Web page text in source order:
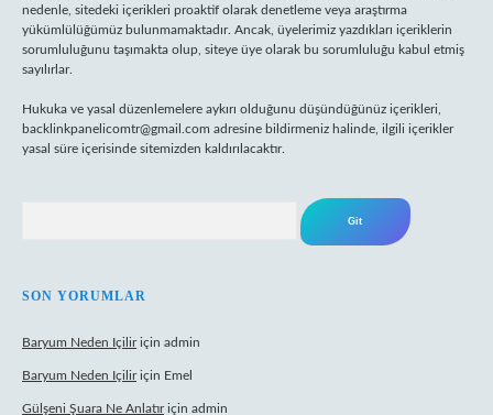
nedenle, sitedeki içerikleri proaktif olarak denetleme veya araştırma
yükümlülüğümüz bulunmamaktadır. Ancak, üyelerimiz yazdıkları içeriklerin
sorumluluğunu taşımakta olup, siteye üye olarak bu sorumluluğu kabul etmiş
sayılırlar.
Hukuka ve yasal düzenlemelere aykırı olduğunu düşündüğünüz içerikleri,
backlinkpanelicomtr@gmail.com adresine bildirmeniz halinde, ilgili içerikler
yasal süre içerisinde sitemizden kaldırılacaktır.
SON YORUMLAR
Baryum Neden Içiliriçin admin
Baryum Neden Içiliriçin Emel
Gülşeni Şuara Ne Anlatıriçin admin